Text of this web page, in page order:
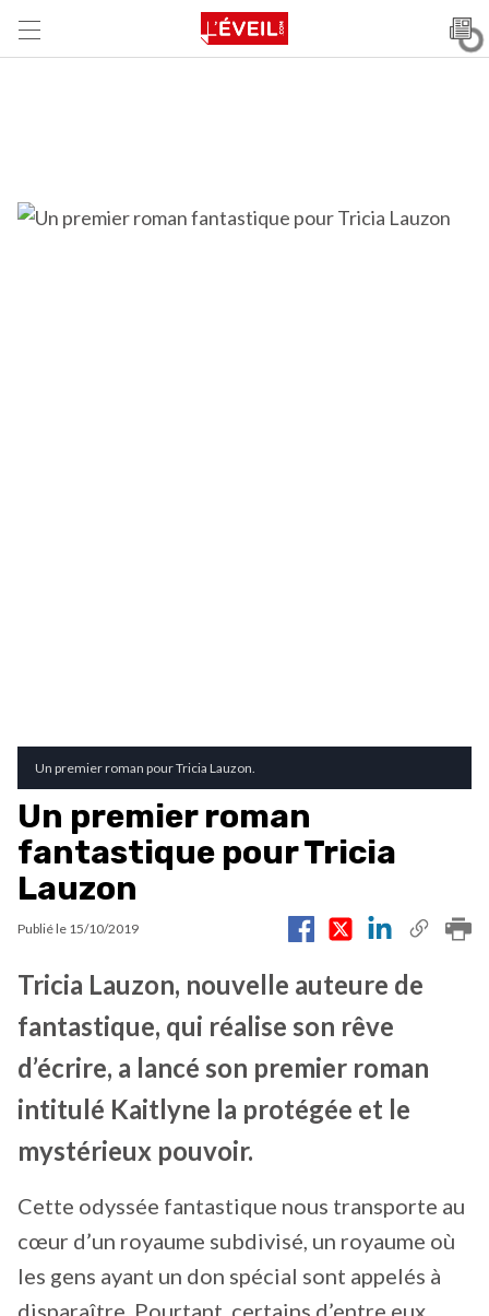
Un premier roman pour Tricia Lauzon.
Un premier roman
fantastique pour Tricia
Lauzon
Publié le 15/10/2019
Tricia Lauzon, nouvelle auteure de
fantastique, qui réalise son rêve
d’écrire, a lancé son premier roman
intitulé Kaitlyne la protégée et le
mystérieux pouvoir.
Cette odyssée fantastique nous transporte au
cœur d’un royaume subdivisé, un royaume où
les gens ayant un don spécial sont appelés à
disparaître. Pourtant, certains d’entre eux